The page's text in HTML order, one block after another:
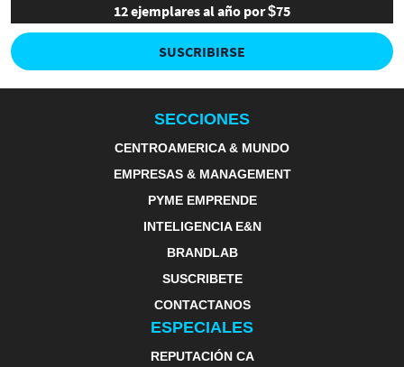
12 ejemplares al año por $75
SUSCRIBIRSE
SECCIONES
CENTROAMERICA & MUNDO
EMPRESAS & MANAGEMENT
PYME EMPRENDE
INTELIGENCIA E&N
BRANDLAB
SUSCRIBETE
CONTACTANOS
ESPECIALES
REPUTACIÓN CA